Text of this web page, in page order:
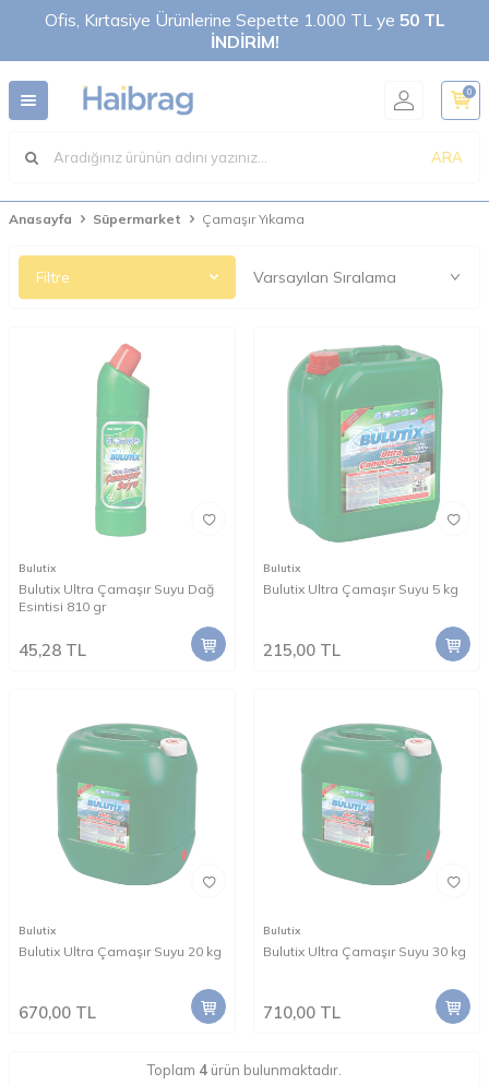
Ofis, Kırtasiye Ürünlerine Sepette 1.000 TL ye 50 TL
İNDİRİM!
ARA
0
Anasayfa Süpermarket Çamaşır Yıkama
Filtre
Bulutix
Bulutix Ultra Çamaşır Suyu Dağ
Esintisi 810 gr
45,28 TL
Bulutix
Bulutix Ultra Çamaşır Suyu 5 kg
215,00 TL
Bulutix
Bulutix Ultra Çamaşır Suyu 20 kg
670,00 TL
Bulutix
Bulutix Ultra Çamaşır Suyu 30 kg
710,00 TL
Toplam 4 ürün bulunmaktadır.